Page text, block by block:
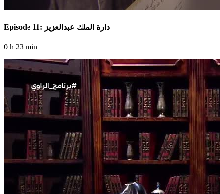
Episode 11: دارة الملك عبدالعزيز
0 h 23 min